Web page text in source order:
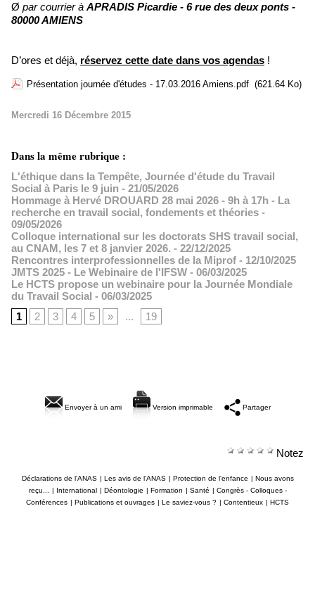
Ø par courrier à APRADIS Picardie - 6 rue des deux ponts -
80000 AMIENS
D’ores et déjà, réservez cette date dans vos agendas !
Présentation journée d'études - 17.03.2016 Amiens.pdf (621.64 Ko)
Mercredi 16 Décembre 2015
Dans la même rubrique :
L'éthique dans la Tempête, Journée d'étude du Travail
Social à Paris le 9 juin - 21/05/2026
Hommage à Hervé DROUARD 28 mai 2026 - 9h à 17h - La
recherche en travail social, fondements et théories -
09/05/2026
Colloque international sur les doctorats SHS travail social,
au CNAM, les 7 et 8 janvier 2026. - 22/12/2025
Rencontres interprofessionnelles de la Miprof - 12/10/2025
JMTS 2025 - Le Webinaire de l'IFSW - 06/03/2025
Le HCTS propose un webinaire pour la Journée Mondiale
du Travail Social - 06/03/2025
1
2 3 4 5 » ... 19
Envoyer à un ami Version imprimable Partager
Notez
Déclarations de l'ANAS | Les avis de l'ANAS | Protection de l'enfance | Nous avons
reçu...
| International | Déontologie | Formation | Santé | Congrès - Colloques -
Conférences | Publications et ouvrages | Le saviez-vous ? | Contentieux | HCTS